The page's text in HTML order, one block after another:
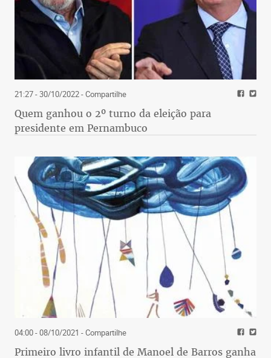
21:27 - 30/10/2022- Compartilhe
Quem ganhou o 2º turno da eleição para
presidente em Pernambuco
04:00 - 08/10/2021 - Compartilhe
Primeiro livro infantil de Manoel de Barros ganha